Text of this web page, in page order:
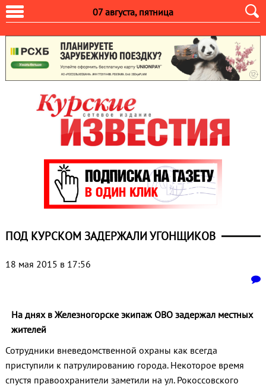
07 августа, пятница
ПОД КУРСКОМ ЗАДЕРЖАЛИ УГОНЩИКОВ
18 мая 2015 в 17:56
На днях в Железногорске экипаж ОВО задержал местных
жителей
Сотрудники вневедомственной охраны как всегда
приступили к патрулированию города. Некоторое время
спустя правоохранители заметили на ул. Рокоссовского